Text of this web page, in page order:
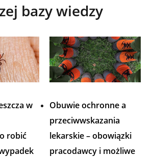
bazy wiedzy
w
robić
Obuwie ochronne a
przeciwwskazania
lekarskie – obowiązki
pracodawcy i możliwe